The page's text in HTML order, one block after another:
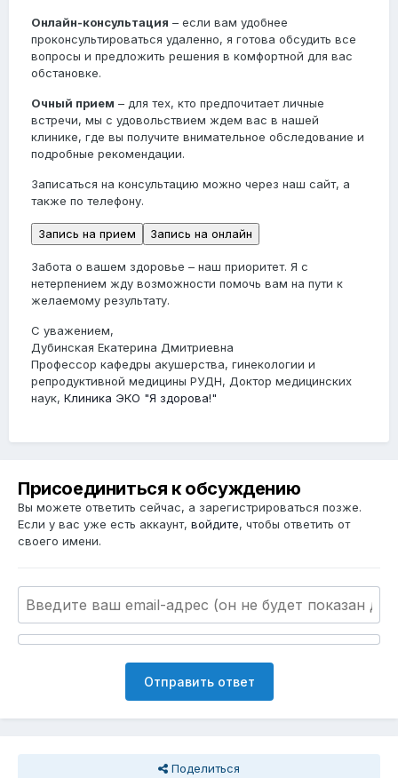
Онлайн-консультация – если вам удобнее
проконсультироваться удаленно, я готова обсудить все
вопросы и предложить решения в комфортной для вас
обстановке.
Очный прием – для тех, кто предпочитает личные
встречи, мы с удовольствием ждем вас в нашей
клинике, где вы получите внимательное обследование и
подробные рекомендации.
Записаться на консультацию можно через наш сайт, а
также по телефону.
Запись на прием Запись на онлайн
Забота о вашем здоровье – наш приоритет. Я с
нетерпением жду возможности помочь вам на пути к
желаемому результату.
С уважением,
Дубинская Екатерина Дмитриевна
Профессор кафедры акушерства, гинекологии и
репродуктивной медицины РУДН, Доктор медицинских
наук, Клиника ЭКО "Я здорова!"
Присоединиться к обсуждению
Вы можете ответить сейчас, а зарегистрироваться позже.
Если у вас уже есть аккаунт, войдите, чтобы ответить от
своего имени.
Отправить ответ
Поделиться